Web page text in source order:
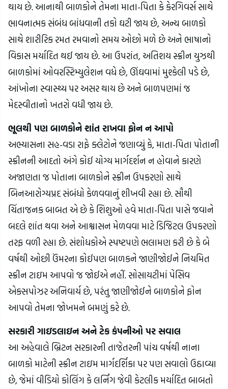
થાય છે. આનાથી બાળકોને તેમના માતા-પિતા કે કેરગિવર્સ સાથે
ભાવનાત્મક સંબંધ બાંધવાની તકો ઘટી જાય છે, અન્ય બાળકો
સાથે શારીરિક રમત રમવાનો સમય ઓછો મળે છે અને ભાષાનો
વિકાસ મર્યાદિત થઈ જાય છે. આ ઉપરાંત, અતિશય સ્ક્રીન યુઝથી
બાળકોમાં ઓવરસ્ટિમ્યુલેશન વધે છે, ઊંઘવામાં મુશ્કેલી પડે છે,
આંખોના સ્વાસ્થ્ય પર અસર થાય છે અને બાળપણમાં જ
મેદસ્વીતાનો ખતરો વધી જાય છે.
ભૂલથી પણ બાળકોને શાંત રાખવા ફોન ન આપો
અભ્યાસના સહ-વડા રાફે ક્લેટોને જણાવ્યું કે, માતા-પિતા પોતાની
સ્ક્રીનની આદતો અંગે કોઈ યોગ્ય માર્ગદર્શન ન હોવાને કારણે
અજાણતા જ પોતાના બાળકોને સ્ક્રીન ઉપકરણો સાથે
બિનઆરોગ્યપ્રદ સંબંધો કેળવવાનું શીખવી રહ્યા છે. સૌથી
ચિંતાજનક બાબત એ છે કે શિશુઓ હવે માતા-પિતા પાસે જવાને
બદલે શાંત થવા અને આશ્વાસન મેળવવા માટે ડિજિટલ ઉપકરણો
તરફ વળી રહ્યા છે. સંશોધકોએ સ્પષ્ટપણે ભલામણ કરી છે કે બે
વર્ષથી ઓછી ઉંમરના કોઈપણ બાળકને જાણીજોઈને નિયમિત
સ્ક્રીન ટાઇમ આપવો જ જોઈએ નહીં. સોસાયટીમાં પેસિવ
એક્સપોઝર અનિવાર્ય છે, પરંતુ જાણીજોઈને બાળકોને ફોન
આપવો તેમના જોખમને બમણું કરે છે.
સરકારી ગાઇડલાઇન અને ટેક કંપનીઓ પર સવાલ
આ અહેવાલે બ્રિટન સરકારની તાજેતરની પાંચ વર્ષથી નાના
બાળકો માટેની સ્ક્રીન ટાઇમ માર્ગદર્શિકા પર પણ સવાલો ઉઠાવ્યા
છે, જેમાં વીડિયો કોલિંગ કે લર્નિંગ જેવી કેટલીક મર્યાદિત બાબતો